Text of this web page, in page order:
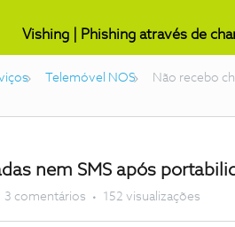
Vishing | Phishing através de
Telemóvel NOS Não recebo
nem SMS após
3 comentários 152 visualizações